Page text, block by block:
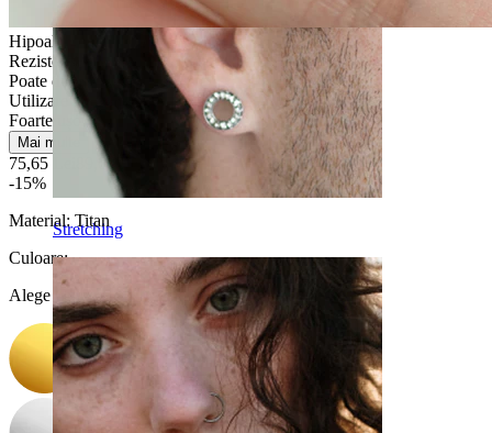
Stretching
Hipoalergenic
Rezistentă la apă
Poate dura o viață
Utilizare zilnică
Foarte ușor
Mai multe
75,65 Lei
89,00 Lei
-15%
Material: Titan
Culoare:
Alege Culoare